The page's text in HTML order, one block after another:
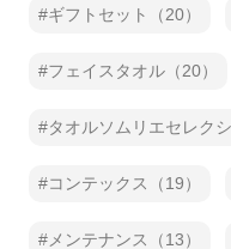
ギフトセット（20）
フェイスタオル（20）
タオルソムリエセレク
コンテックス（19）
メンテナンス（13）